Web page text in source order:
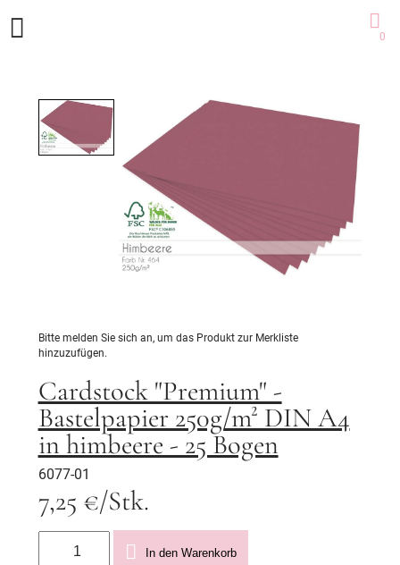
0
Bitte melden Sie sich an, um das Produkt zur Merkliste
hinzuzufügen.
Cardstock "Premium" -
Bastelpapier 250g/m² DIN A4
in himbeere - 25 Bogen
6077-01
7,25 €/Stk.
In den Warenkorb